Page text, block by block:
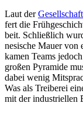
Laut der
fert die
beit. Schließ­lich
ne­si­sche Mauer von
kamen Teams
großen Pyra­mide
dabei wenig
Was als Trei­be­rei
mit der indus­tri­el­len